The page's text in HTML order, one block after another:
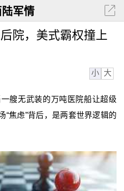
陆军情
院，美式霸权撞上
小 大
艘无武装的万吨医院船让超级
“焦虑”背后，是两套世界逻辑的